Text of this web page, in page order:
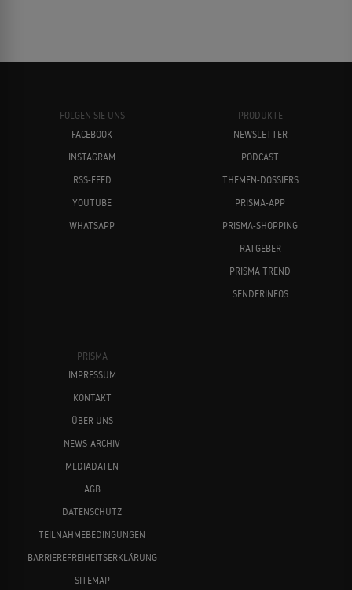
FOLGEN SIE UNS
FACEBOOK
INSTAGRAM
RSS-FEED
YOUTUBE
WHATSAPP
PRODUKTE
NEWSLETTER
PODCAST
THEMEN-DOSSIERS
PRISMA-APP
PRISMA-SHOPPING
RATGEBER
PRISMA TREND
SENDERINFOS
PRISMA
IMPRESSUM
KONTAKT
ÜBER UNS
NEWS-ARCHIV
MEDIADATEN
AGB
DATENSCHUTZ
TEILNAHMEBEDINGUNGEN
BARRIEREFREIHEITSERKLÄRUNG
SITEMAP